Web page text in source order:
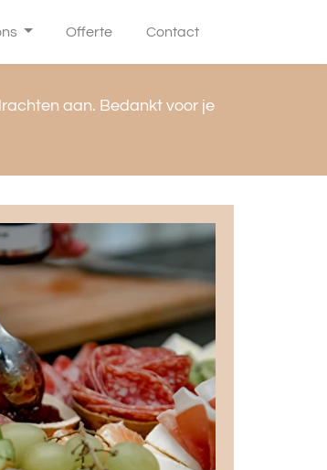
Offerte Contact
aan. Bedankt voor je